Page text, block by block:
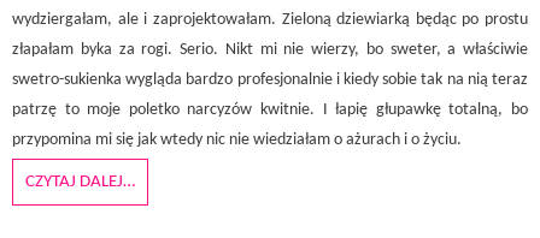
wydziergałam, ale i zaprojektowałam. Zieloną dziewiarką będąc po prostu
złapałam byka za rogi. Serio. Nikt mi nie wierzy, bo sweter, a właściwie
swetro-sukienka wygląda bardzo profesjonalnie i kiedy sobie tak na nią teraz
patrzę to moje poletko narcyzów kwitnie. I łapię głupawkę totalną, bo
przypomina mi się jak wtedy nic nie wiedziałam o ażurach i o życiu.
CZYTAJ DALEJ…